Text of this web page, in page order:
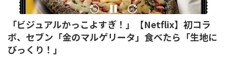
「ビジュアルかっこよすぎ！」【Netflix】初コラ
ボ、セブン「金のマルゲリータ」食べたら「生地に
びっくり！」